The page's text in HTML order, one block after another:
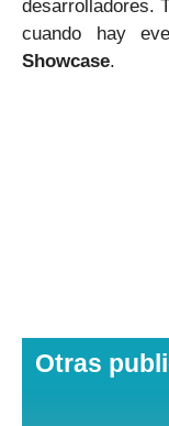
desarrolladores.
cuando hay
Showcase.
Otras